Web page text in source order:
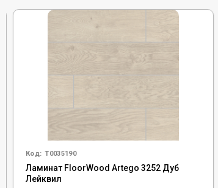
Код: Т0035190
Ламинат FloorWood Artego 3252 Дуб
Лейквил